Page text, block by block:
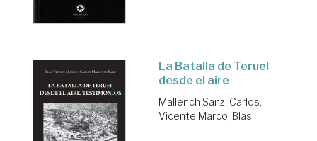
La Batalla de Teruel
desde el aire
Mallench Sanz, Carlos;
Vicente Marco, Blas